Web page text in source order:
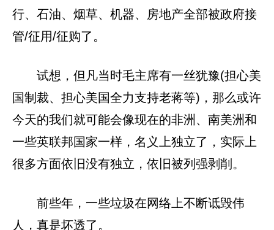
行、石油、烟草、机器、房地产全部被政府接
管/征用/征购了。
试想，但凡当时毛主席有一丝犹豫(担心美
国制裁、担心美国全力支持老蒋等)，那么或许
今天的我们就可能会像现在的非洲、南美洲和
一些英联邦国家一样，名义上独立了，实际上
很多方面依旧没有独立，依旧被列强剥削。
前些年，一些垃圾在网络上不断诋毁伟
人，真是坏透了。